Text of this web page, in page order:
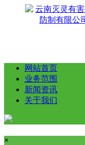
网站首页
业务范围
新闻资讯
关于我们
×